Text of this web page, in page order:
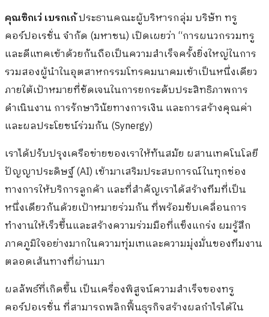
คุณซิกเว่ เบรกเก้ประธานคณะผู้บริหารกลุ่ม บริษัท ทรู
คอร์ปอเรชั่น จำกัด (มหาชน) เปิดเผยว่า “การผนวกรวมทรู
และดีแทคเข้าด้วยกันถือเป็นความสำเร็จครั้งยิ่งใหญ่ในการ
รวมสองผู้นำในอุตสาหกรรมโทรคมนาคมเข้าเป็นหนึ่งเดียว
ภายใต้เป้าหมายที่ชัดเจนในการยกระดับประสิทธิภาพการ
ดำเนินงาน การรักษาวินัยทางการเงิน และการสร้างคุณค่า
และผลประโยชน์ร่วมกัน (Synergy)
เราได้ปรับปรุงเครือข่ายของเราให้ทันสมัย ผสานเทคโนโลยี
ปัญญาประดิษฐ์ (AI) เข้ามาเสริมประสบการณ์ในทุกช่อง
ทางการให้บริการลูกค้า และที่สำคัญเราได้สร้างทีมที่เป็น
หนึ่งเดียวกันด้วยเป้าหมายร่วมกัน ที่พร้อมขับเคลื่อนการ
ทำงานให้เร็วขึ้นและสร้างความร่วมมือที่แข็งแกร่ง ผมรู้สึก
ภาคภูมิใจอย่างมากในความทุ่มเทและความมุ่งมั่นของทีมงาน
ตลอดเส้นทางที่ผ่านมา
ผลลัพธ์ที่เกิดขึ้น เป็นเครื่องพิสูจน์ความสำเร็จของทรู
คอร์ปอเรชั่น ที่สามารถพลิกฟื้นธุรกิจสร้างผลกำไรได้ใน